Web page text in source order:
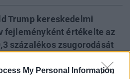
My Personal Information
Trump kereskedelmi
fejleményként értékelte az
százalékos zsugorodását
kiszűrésével